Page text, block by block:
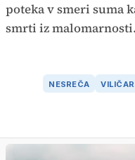
poteka v smeri suma
smrti iz malomarnosti.
NESREČA VILIČAR